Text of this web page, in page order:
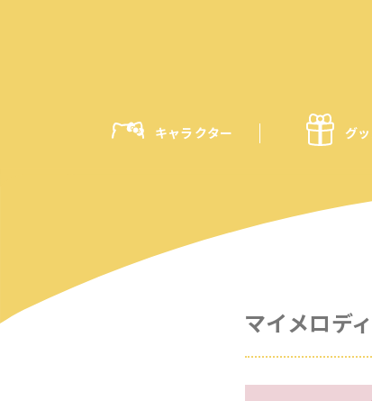
キャラクター グ
マイメロディ